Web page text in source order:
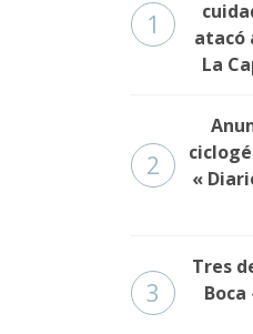
1
atacó
La
2
«
3
Tres